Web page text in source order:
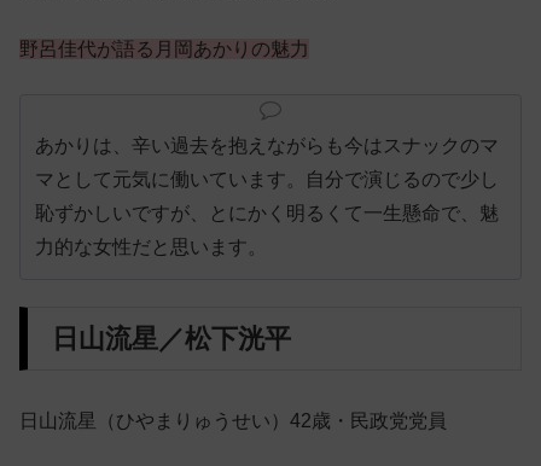
野呂佳代が語る月岡あかりの魅力
あかりは、辛い過去を抱えながらも今はスナックのマ
マとして元気に働いています。自分で演じるので少し
恥ずかしいですが、とにかく明るくて一生懸命で、魅
力的な女性だと思います。
日山流星／松下洸平
日山流星（ひやまりゅうせい）42歳・民政党党員